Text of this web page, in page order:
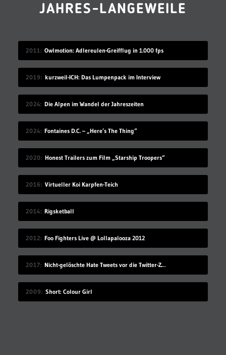
JAHRES-LANGEWEILE
2011 Owlmotion: Adlereulen-Greifflug in 1.000 fps
2019 kurzweil-ICH: Das Lumpenpack im Interview
2024 Die Alpen im Wandel der Jahreszeiten
2024 Fontaines D.C. – „Here’s The Thing“
2020 Honest Trailers zum Film „Starship Troopers“
2016 Virtueller Koi Karpfen-Teich
2014 Rigsketball
2012 Foo Fighters Live @ Lollapalooza 2012
2017 Nicht-gelöschte Hate Tweets vor die Twitter-Zentrale gesprüht
2009 Short: Colour Girl